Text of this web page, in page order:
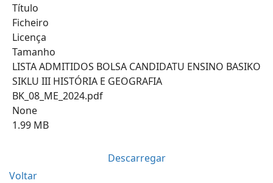
Título
Ficheiro
Licença
Tamanho
LISTA ADMITIDOS BOLSA CANDIDATU ENSINO BASIKO
SIKLU III HISTÓRIA E GEOGRAFIA
BK_08_ME_2024.pdf
None
1.99 MB
Descarregar
Voltar